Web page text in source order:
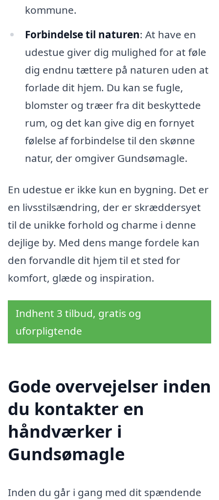
kommune.
Forbindelse til naturen: At have en
udestue giver dig mulighed for at føle
dig endnu tættere på naturen uden at
forlade dit hjem. Du kan se fugle,
blomster og træer fra dit beskyttede
rum, og det kan give dig en fornyet
følelse af forbindelse til den skønne
natur, der omgiver Gundsømagle.
En udestue er ikke kun en bygning. Det er
en livsstilsændring, der er skræddersyet
til de unikke forhold og charme i denne
dejlige by. Med dens mange fordele kan
den forvandle dit hjem til et sted for
komfort, glæde og inspiration.
Indhent 3 tilbud, gratis og
uforpligtende
Gode overvejelser inden
du kontakter en
håndværker i
Gundsømagle
Inden du går i gang med dit spændende